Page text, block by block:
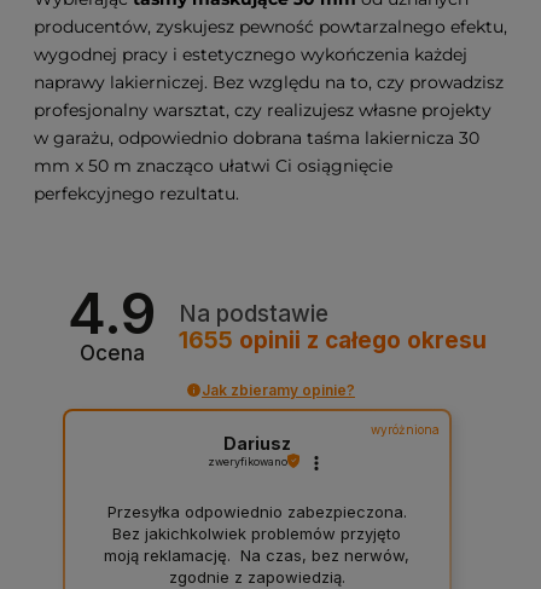
producentów, zyskujesz pewność powtarzalnego efektu,
wygodnej pracy i estetycznego wykończenia każdej
naprawy lakierniczej. Bez względu na to, czy prowadzisz
profesjonalny warsztat, czy realizujesz własne projekty
w garażu, odpowiednio dobrana taśma lakiernicza 30
mm x 50 m znacząco ułatwi Ci osiągnięcie
perfekcyjnego rezultatu.
4.9
Ocena
Na podstawie
1655 opinii z całego okresu
Jak zbieramy opinie?
wyróżniona
Dariusz
zweryfikowano
Przesyłka odpowiednio zabezpieczona.
Bez jakichkolwiek problemów przyjęto
moją reklamację. Na czas, bez nerwów,
zgodnie z zapowiedzią.